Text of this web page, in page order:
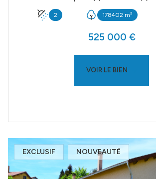
2 178402 m²
525 000 €
VOIR LE BIEN
EXCLUSIF NOUVEAUTÉ